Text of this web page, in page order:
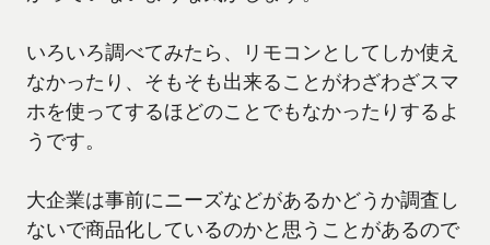
いろいろ調べてみたら、リモコンとしてしか使え
なかったり、そもそも出来ることがわざわざスマ
ホを使ってするほどのことでもなかったりするよ
うです。
大企業は事前にニーズなどがあるかどうか調査し
ないで商品化しているのかと思うことがあるので